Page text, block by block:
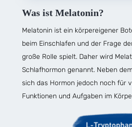
Was ist Melatonin?
Melatonin ist ein körpereigener
beim Einschlafen und der Frage
große Rolle spielt. Daher wird
Schlafhormon genannt. Neben
sich das Hormon jedoch noch für
Funktionen und Aufgaben im